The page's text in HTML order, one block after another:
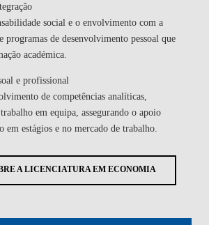
social e o envolvimento com a
programas de desenvolvimento pessoal que
académica.
e profissional
de competências analíticas,
em equipa, assegurando o apoio
em estágios e no mercado de trabalho.
A LICENCIATURA EM ECONOMIA